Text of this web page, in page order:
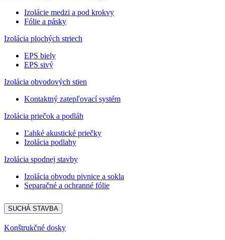
Izolácie medzi a pod krokvy
Fólie a pásky
Izolácia plochých striech
EPS biely
EPS sivý
Izolácia obvodových stien
Kontaktný zatepľovací systém
Izolácia priečok a podláh
Ľahké akustické priečky
Izolácia podlahy
Izolácia spodnej stavby
Izolácia obvodu pivnice a sokla
Separačné a ochranné fólie
SUCHÁ STAVBA
Konštrukčné dosky